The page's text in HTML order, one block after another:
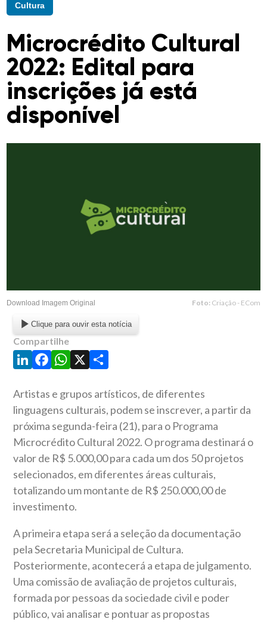
Cultura
Microcrédito Cultural
2022: Edital para
inscrições já está
disponível
Download Imagem Original Foto: Criação - ECom
Clique para ouvir esta notícia
Compartilhe
LinkedIn
Facebook
WhatsApp
X Share
Artistas e grupos artísticos, de diferentes
linguagens culturais, podem se inscrever, a partir da
próxima segunda-feira (21), para o Programa
Microcrédito Cultural 2022. O programa destinará o
valor de R$ 5.000,00 para cada um dos 50 projetos
selecionados, em diferentes áreas culturais,
totalizando um montante de R$ 250.000,00 de
investimento.
A primeira etapa será a seleção da documentação
pela Secretaria Municipal de Cultura.
Posteriormente, acontecerá a etapa de julgamento.
Uma comissão de avaliação de projetos culturais,
formada por pessoas da sociedade civil e poder
público, vai analisar e pontuar as propostas